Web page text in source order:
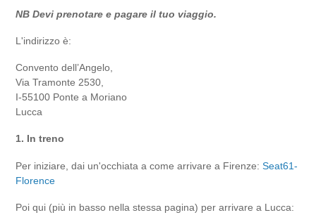
NB Devi prenotare e pagare il tuo viaggio.
L'indirizzo è:
Convento dell’Angelo,
Via Tramonte 2530,
I-55100 Ponte a Moriano
Lucca
1. In treno
Per iniziare, dai un'occhiata a come arrivare a Firenze:Seat61-
Florence
Poi qui (più in basso nella stessa pagina) per arrivare a Lucca: